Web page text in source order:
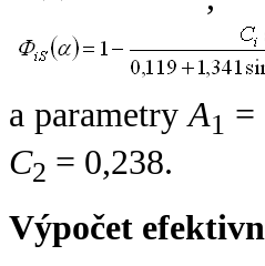
a parametryA1 =
C2 = 0,238.
Výpočet